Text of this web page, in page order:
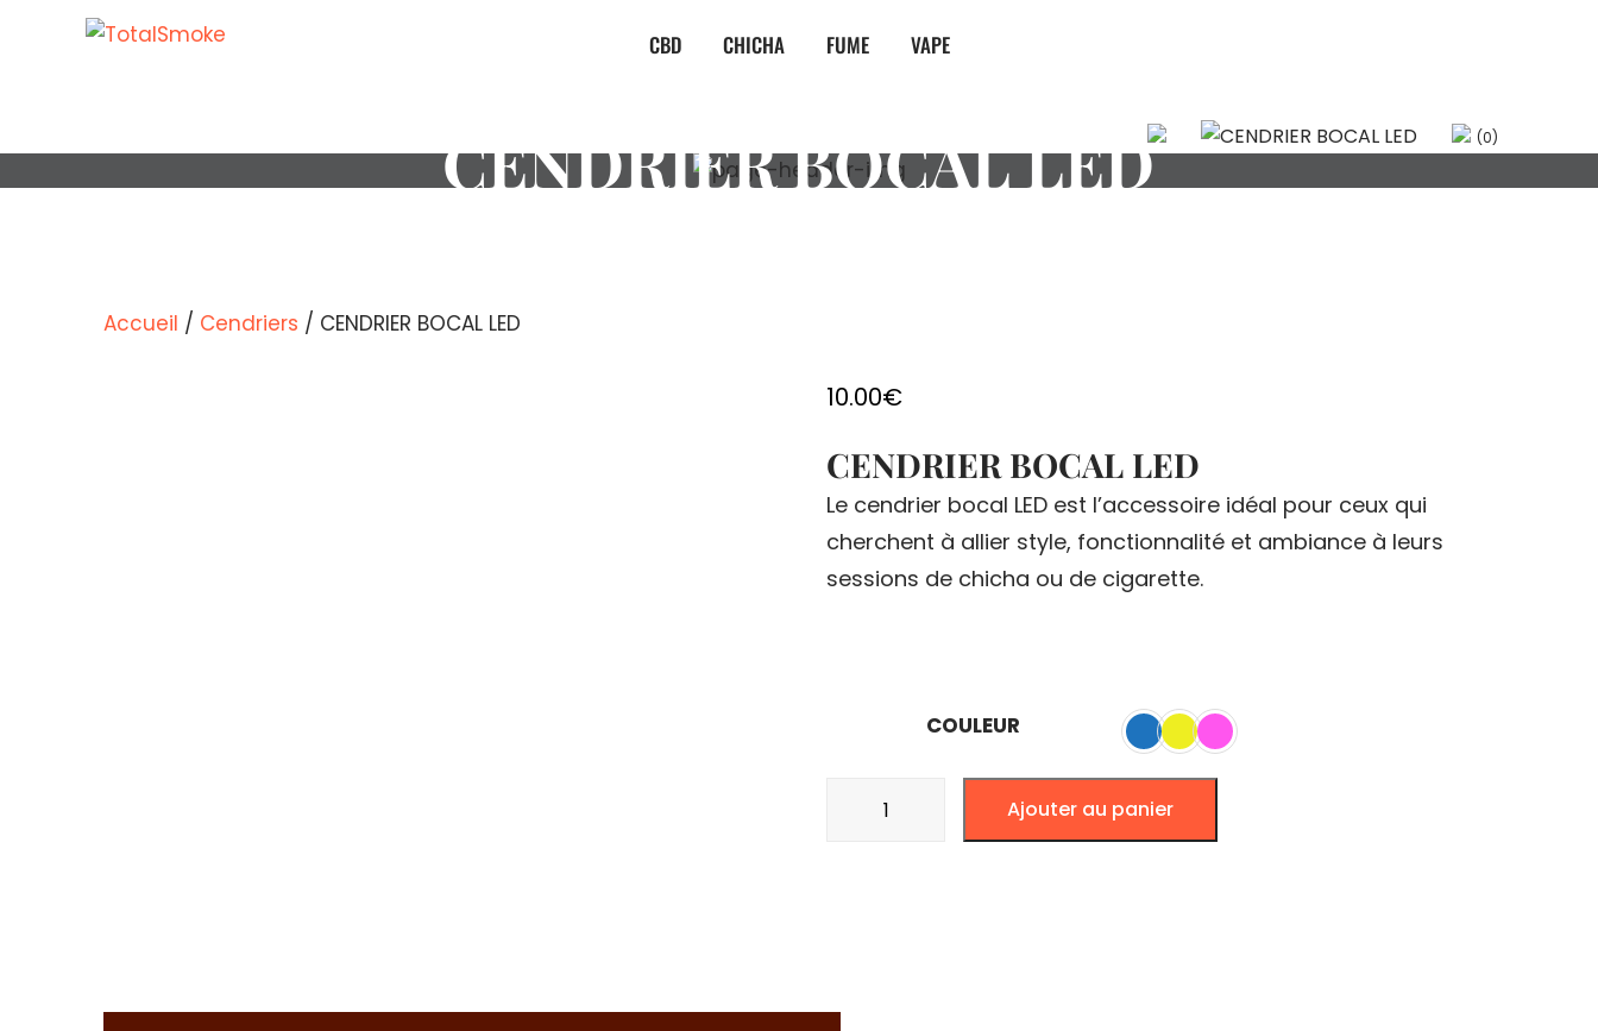
CBD CHICHA FUME VAPE
(0)
CENDRIER BOCAL LED
Accueil / Cendriers / CENDRIER BOCAL LED
10.00€
CENDRIER BOCAL LED
Le cendrier bocal LED est l’accessoire idéal pour ceux qui
cherchent à allier style, fonctionnalité et ambiance à leurs
sessions de chicha ou de cigarette.
COULEUR
Ajouter au panier